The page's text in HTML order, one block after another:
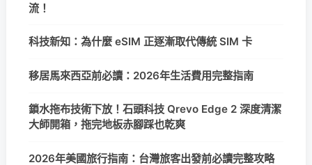
流！
科技新知：為什麼 eSIM 正逐漸取代傳統 SIM 卡
移居馬來西亞前必讀：2026年生活費用完整指南
鎖水拖布技術下放！石頭科技 Qrevo Edge 2 深度清潔
大師開箱，拖完地板赤腳踩也乾爽
2026年美國旅行指南：台灣旅客出發前必讀完整攻略